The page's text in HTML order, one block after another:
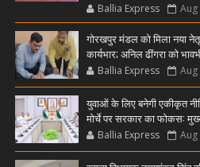
Ballia Express Aug
गोरखपुर मंडल को मिला नया
कार्यभार; अनिल ढींगरा को
Ballia Express Aug
युवाओं के लिए बनेगी एकीकृत
मोर्चे पर सरकार का फोकस:
Ballia Express Aug